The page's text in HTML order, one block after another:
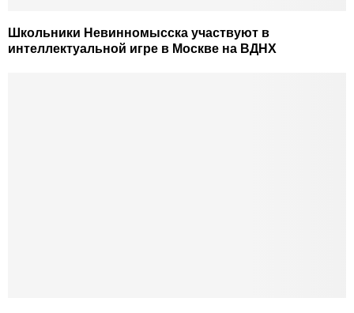
Школьники Невинномысска участвуют в
интеллектуальной игре в Москве на ВДНХ